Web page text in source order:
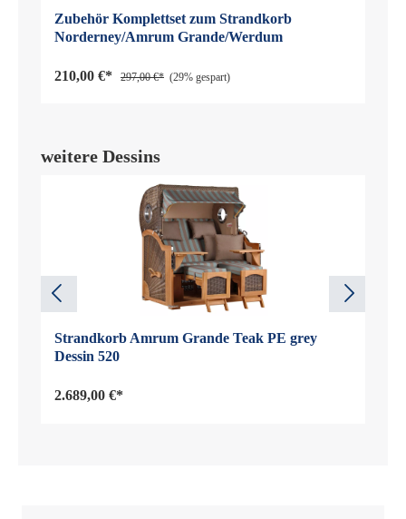
Zubehör Komplettset zum Strandkorb
Norderney/Amrum Grande/Werdum
210,00 €* 297,00 €* (29% gespart)
weitere Dessins
Strandkorb Amrum Grande Teak PE grey
Dessin 520
2.689,00 €*